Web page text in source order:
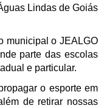
Lindas de Goiás
municipal o JEALGO
parte das escolas
e particular.
o esporte em
de retirar nossas